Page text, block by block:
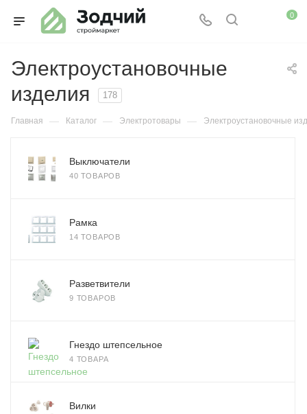
0
Электроустановочные
изделия
178
Главная — Каталог — Электротовары — Электроустановочные
Выключатели
40 ТОВАРОВ
Рамка
14 ТОВАРОВ
Разветвители
9 ТОВАРОВ
Гнездо штепсельное
4 ТОВАРА
Вилки